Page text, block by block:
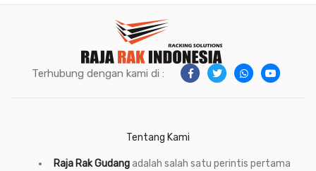
Terhubung dengan kami di :
Tentang Kami
Raja Rak Gudangadalah salah satu perintis pertama